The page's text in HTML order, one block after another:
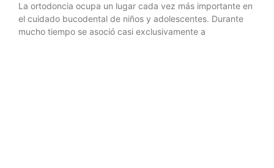
La ortodoncia ocupa un lugar cada vez más importante en
el cuidado bucodental de niños y adolescentes. Durante
mucho tiempo se asoció casi exclusivamente a